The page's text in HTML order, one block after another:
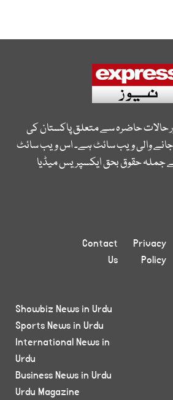
حالات حاضرہ سے متعلق پاکستان کی
والی ویب سائٹ ہے۔ اس ویب سائٹ
جملہ حقوق بحق ایکسپریس میڈیا
Privacy
Policy
Contact
Us
Showbiz News in Urdu
Sports News in Urdu
International News in
Urdu
Business News in Urdu
Urdu Magazine